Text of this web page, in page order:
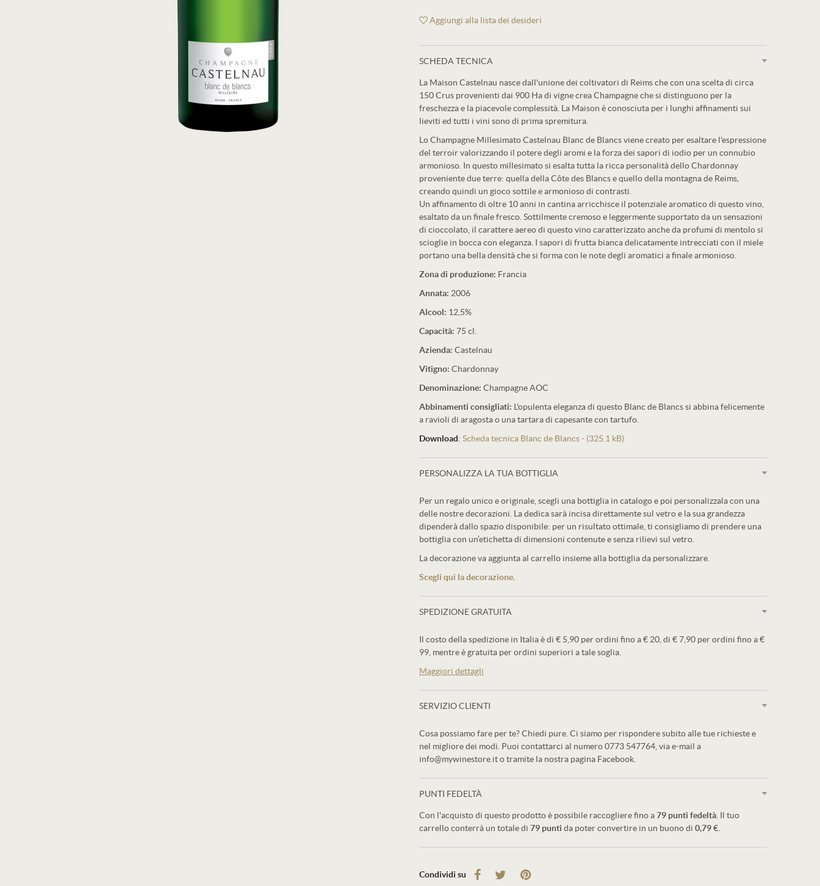
Aggiungi alla lista dei desideri
SCHEDA TECNICA
La Maison Castelnau nasce dall'unione dei coltivatori di Reims che con una scelta di circa
150 Crus provenienti dai 900 Ha di vigne crea Champagne che si distinguono per la
freschezza e la piacevole complessità. La Maison è conosciuta per i lunghi affinamenti sui
lieviti ed tutti i vini sono di prima spremitura.
Lo Champagne Millesimato Castelnau Blanc de Blancs viene creato per esaltare l'espressione
del terroir valorizzando il potere degli aromi e la forza dei sapori di iodio per un connubio
armonioso. In questo millesimato si esalta tutta la ricca personalità dello Chardonnay
proveniente due terre: quella della Côte des Blancs e quello della montagna de Reims,
creando quindi un gioco sottile e armonioso di contrasti.
Un affinamento di oltre 10 anni in cantina arricchisce il potenziale aromatico di questo vino,
esaltato da un finale fresco. Sottilmente cremoso e leggermente supportato da un sensazioni
di cioccolato, il carattere aereo di questo vino caratterizzato anche da profumi di mentolo si
scioglie in bocca con eleganza. I sapori di frutta bianca delicatamente intrecciati con il miele
portano una bella densità che si forma con le note degli aromatici a finale armonioso.
Zona di produzione: Francia
Annata: 2006
Alcool: 12,5%
Capacità: 75 cl.
Azienda: Castelnau
Vitigno: Chardonnay
Denominazione: Champagne AOC
Abbinamenti consigliati: L'opulenta eleganza di questo Blanc de Blancs si abbina felicemente
a ravioli di aragosta o una tartara di capesante con tartufo.
Download: Scheda tecnica Blanc de Blancs - (325.1 kB)
PERSONALIZZA LA TUA BOTTIGLIA
Per un regalo unico e originale, scegli una bottiglia in catalogo e poi personalizzala con una
delle nostre decorazioni. La dedica sarà incisa direttamente sul vetro e la sua grandezza
dipenderà dallo spazio disponibile: per un risultato ottimale, ti consigliamo di prendere una
bottiglia con un’etichetta di dimensioni contenute e senza rilievi sul vetro.
La decorazione va aggiunta al carrello insieme alla bottiglia da personalizzare.
Scegli qui la decorazione.
SPEDIZIONE GRATUITA
Il costo della spedizione in Italia è di € 5,90 per ordini fino a € 20, di € 7,90 per ordini fino a €
99, mentre è gratuita per ordini superiori a tale soglia.
Maggiori dettagli
SERVIZIO CLIENTI
Cosa possiamo fare per te? Chiedi pure. Ci siamo per rispondere subito alle tue richieste e
nel migliore dei modi. Puoi contattarci al numero 0773 547764, via e-mail a
info@mywinestore.it o tramite la nostra pagina Facebook.
PUNTI FEDELTÀ
Con l'acquisto di questo prodotto è possibile raccogliere fino a79 punti fedeltà . Il tuo
carrello conterrà un totale di 79 punti da poter convertire in un buono di 0,79 €
Condividi su